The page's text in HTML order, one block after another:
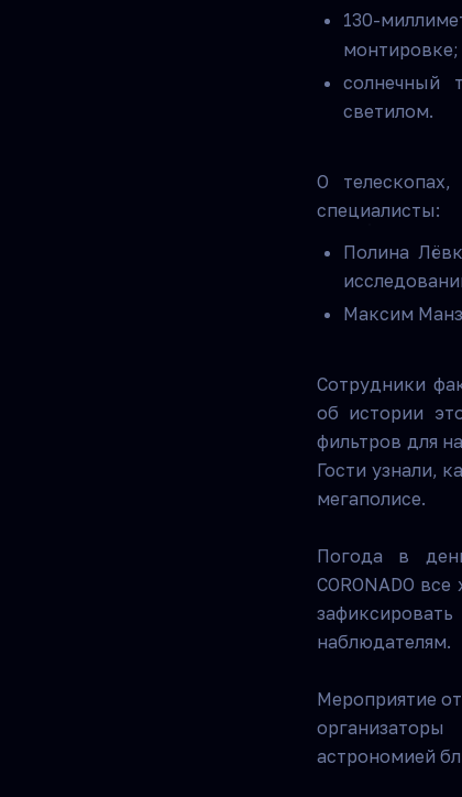
130-
монтировке;
солнечный
светилом.
О
специалисты:
Полина
Максим
Сотрудники
об истории
фильтров для
Гости узнали,
мегаполисе.
Погода в
CORONADO
наблюдателям.
Мероприятие
астрономией